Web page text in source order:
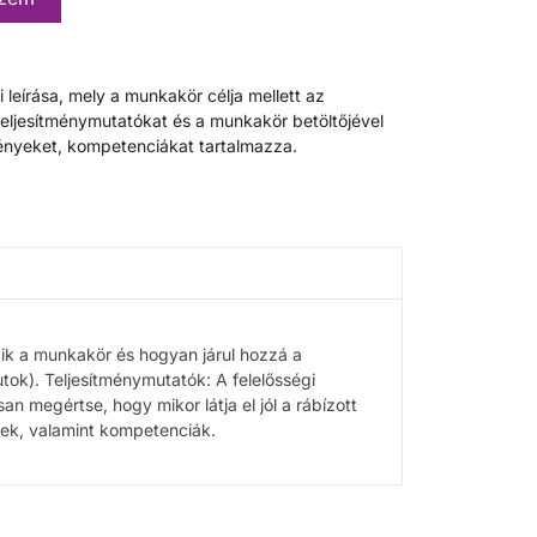
mely a munkakör célja mellett az
és a munkakör betöltőjével
kompetenciákat tartalmazza.
a munkakör és hogyan járul hozzá a
Teljesítménymutatók: A felelősségi
megértse, hogy mikor látja el jól a rábízott
valamint kompetenciák.